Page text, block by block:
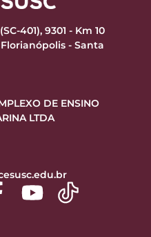
401), 9301 - Km 10
- Santa
DE ENSINO
LTDA